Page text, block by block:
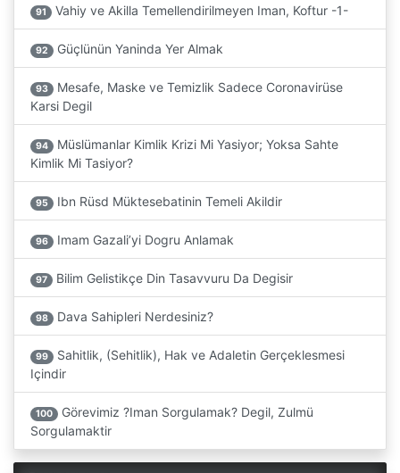
91 Vahiy ve Akilla Temellendirilmeyen Iman, Koftur -1-
92 Güçlünün Yaninda Yer Almak
93
Mesafe, Maske ve Temizlik Sadece Coronavirüse
Karsi Degil
94
Müslümanlar Kimlik Krizi Mi Yasiyor; Yoksa Sahte
Kimlik Mi Tasiyor?
95 Ibn Rüsd Müktesebatinin Temeli Akildir
96 Imam Gazali’yi Dogru Anlamak
97 Bilim Gelistikçe Din Tasavvuru Da Degisir
98 Dava Sahipleri Nerdesiniz?
99
Sahitlik, (Sehitlik), Hak ve Adaletin Gerçeklesmesi
Içindir
100
Görevimiz ?Iman Sorgulamak? Degil, Zulmü
Sorgulamaktir